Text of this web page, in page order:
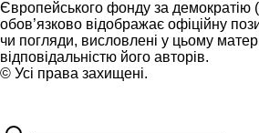
Європейського фонду за демократію
обов’язково відображає офіційну
чи погляди, висловлені у цьому
відповідальністю його авторів.
© Усі права захищені.